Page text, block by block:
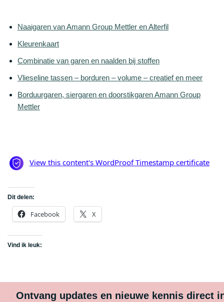
Naaigaren van Amann Group Mettler en Alterfil
Kleurenkaart
Combinatie van garen en naalden bij stoffen
Vlieseline tassen – borduren – volume – creatief en meer
Borduurgaren, siergaren en doorstikgaren Amann Group
Mettler
Dit delen:
Facebook X
Vind ik leuk:
Ontvang updates en nieuwe kennis direct